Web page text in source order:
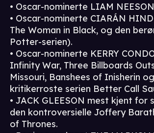
• Oscar-nominerte LIAM NEESON
• Oscar-nominerte CIARÁN
The Woman in Black, og den
Potter-serien).
• Oscar-nominerte KERRY
Infinity War, Three Billboards
Missouri, Banshees of Inisherin
kritikerroste serien Better Call
• JACK GLEESON mest kjent for
den kontroversielle Joffery
of Thrones.